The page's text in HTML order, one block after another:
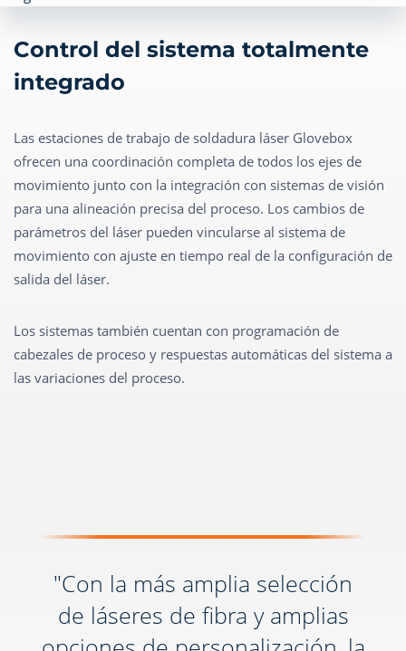
Control del sistema totalmente
integrado
Las estaciones de trabajo de soldadura láser Glovebox
ofrecen una coordinación completa de todos los ejes de
movimiento junto con la integración con sistemas de visión
para una alineación precisa del proceso. Los cambios de
parámetros del láser pueden vincularse al sistema de
movimiento con ajuste en tiempo real de la configuración de
salida del láser.
Los sistemas también cuentan con programación de
cabezales de proceso y respuestas automáticas del sistema a
las variaciones del proceso.
"Con la más amplia selección
de láseres de fibra y amplias